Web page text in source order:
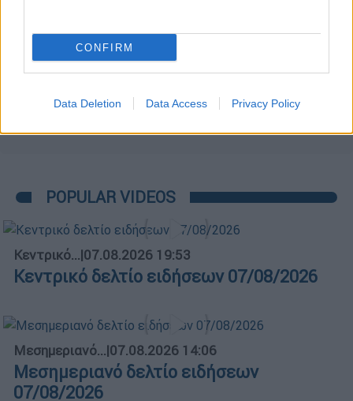
CONFIRM
Data Deletion Data Access Privacy Policy
POPULAR VIDEOS
Κεντρικό...|07.08.2026 19:53
Κεντρικό δελτίο ειδήσεων 07/08/2026
Μεσημεριανό...|07.08.2026 14:06
Μεσημεριανό δελτίο ειδήσεων
07/08/2026